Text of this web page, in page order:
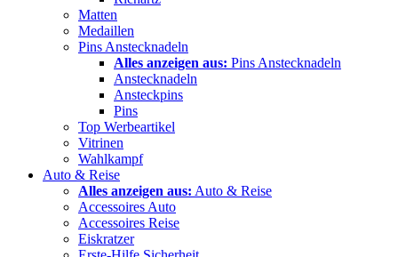
Matten
Medaillen
Pins Anstecknadeln
Alles anzeigen aus: Pins Anstecknadeln
Anstecknadeln
Ansteckpins
Pins
Top Werbeartikel
Vitrinen
Wahlkampf
Auto & Reise
Alles anzeigen aus: Auto & Reise
Accessoires Auto
Accessoires Reise
Eiskratzer